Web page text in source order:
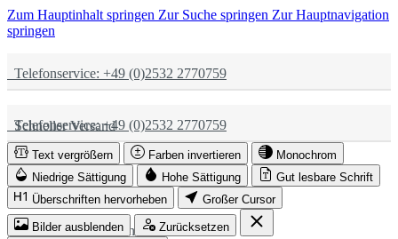
Zum Hauptinhalt springen Zur Suche springen Zur Hauptnavigation
springen
Telefonservice: +49 (0)2532 2770759
Schneller Versand
Partnerschaftlich
Sicher Einkaufen dank SSL
Telefonservice: +49 (0)2532 2770759
Schneller Versand
Partnerschaftlich
Text vergrößern Farben invertieren
Monochrom
Niedrige Sättigung
Hohe Sättigung
Gut lesbare Schrift
Überschriften hervorheben
Großer Cursor
Bilder ausblenden
Zurücksetzen